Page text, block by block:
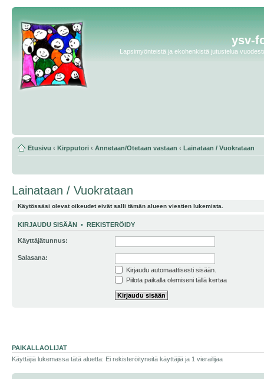
ysv-
Lapsimyönteistä ja ekohenkistä jutustelua
Etusivu ‹ Kirpputori ‹ Annetaan/Otetaan vastaan ‹ Lainataan / Vuokrataan
Lainataan / Vuokrataan
Käytössäsi olevat oikeudet eivät salli tämän alueen viestien lukemista.
KIRJAUDU SISÄÄN • REKISTERÖIDY
Käyttäjätunnus:
Salasana:
Kirjaudu automaattisesti sisään.
Piilota paikalla olemiseni tällä kertaa
PAIKALLAOLIJAT
Käyttäjiä lukemassa tätä aluetta: Ei rekisteröityneitä käyttäjiä ja 1 vierailijaa